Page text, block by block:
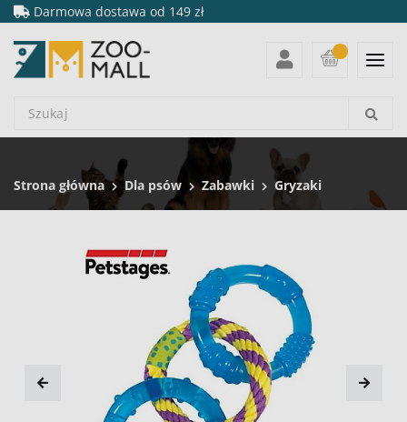
Darmowa dostawa od 149 zł
Strona główna Dla psów Zabawki Gryzaki